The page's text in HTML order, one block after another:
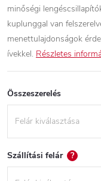
minőségi
kuplunggal van
menettulajdonságok
ívekkel. Részletes
Összeszerelés
Szállítási felár ?